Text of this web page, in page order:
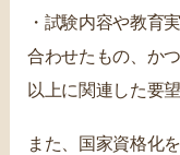
・試験内容や教育
合わせたもの、か
以上に関連した要
また、国家資格化